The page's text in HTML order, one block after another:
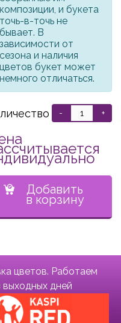
композиции, и букета
точь-в-точь не
бывает. В
зависимости от
сезона и наличия
цветов букет может
немного отличаться.
- +
Добавить
в корзину
цветов. Работаем
выходных дней